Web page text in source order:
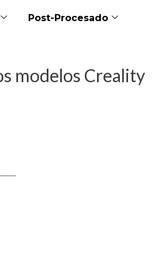
Post-Procesado
modelos Creality